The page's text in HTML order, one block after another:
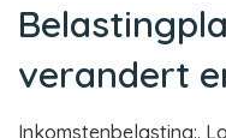
verandert
Inkomstenbelasting:.